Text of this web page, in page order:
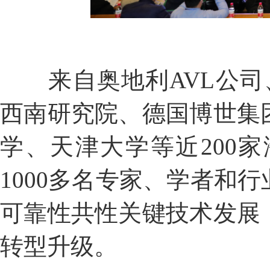
来自奥地利AVL公司
西南研究院、德国博世
学、天津大学等近200
1000多名专家、学者和
可靠性共性关键技术发
转型升级。